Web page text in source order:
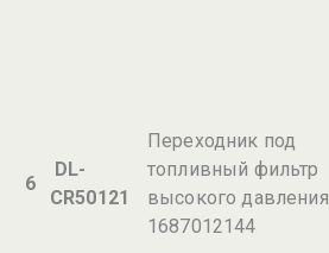
6
DL-
CR50121
Переходник под
топливный фильтр
высокого давления
1687012144